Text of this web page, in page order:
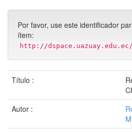
Por favor, use este identificador
ítem:
http://
Título :
Autor :